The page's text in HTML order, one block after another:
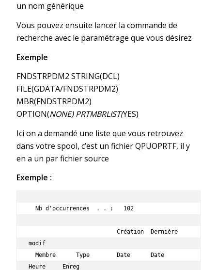
un nom générique
Vous pouvez ensuite lancer la commande de
recherche avec le paramétrage que vous désirez
Exemple
FNDSTRPDM2 STRING(DCL)
FILE(GDATA/FNDSTRPDM2)
MBR(FNDSTRPDM2)
OPTION(NONE) PRTMBRLIST(YES)
Ici on a demandé une liste que vous retrouvez
dans votre spool, c’est un fichier QPUOPRTF, il y
en a un par fichier source
Exemple :
modif
Heure     Enreg